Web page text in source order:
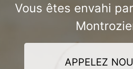
Vous êtes envahi
APPELEZ